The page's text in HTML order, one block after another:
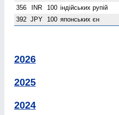
356 INR 100 індійських рупій
392 JPY 100 японських єн
2026
2025
2024